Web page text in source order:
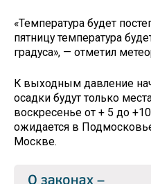
«Температура будет
пятницу температура
градуса», — отметил
К выходным давление
осадки будут только
воскресенье от + 5 до
ожидается в
Москве.